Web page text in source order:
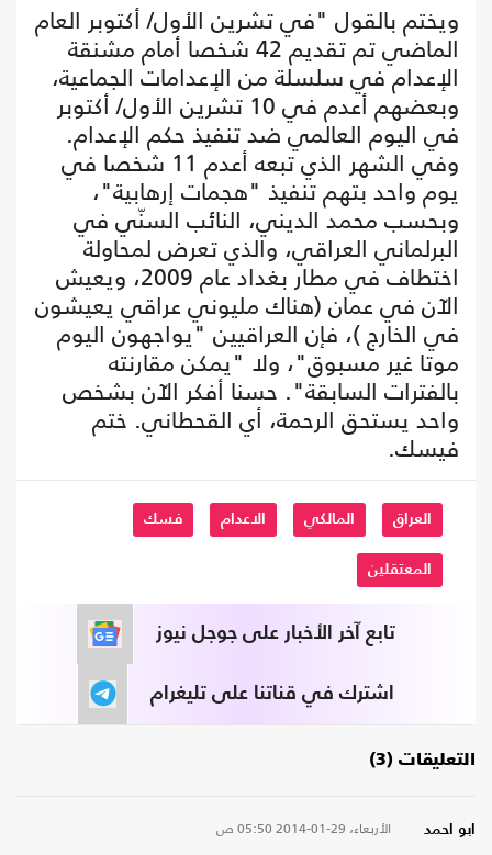
ويختم بالقول "في تشرين الأول/ أكتوبر العام
الماضي تم تقديم 42 شخصا أمام مشنقة
الإعدام في سلسلة من الإعدامات الجماعية،
وبعضهم أعدم في 10 تشرين الأول/ أكتوبر
في اليوم العالمي ضد تنفيذ حكم الإعدام.
وفي الشهر الذي تبعه أعدم 11 شخصا في
يوم واحد بتهم تنفيذ "هجمات إرهابية"،
وبحسب محمد الديني، النائب السنّي في
البرلماني العراقي، والذي تعرض لمحاولة
اختطاف في مطار بغداد عام 2009، ويعيش
الآن في عمان (هناك مليوني عراقي يعيشون
في الخارج )، فإن العراقيين "يواجهون اليوم
موتا غير مسبوق"، ولا "يمكن مقارنته
بالفترات السابقة". حسنا أفكر الآن بشخص
واحد يستحق الرحمة، أي القحطاني. ختم
فيسك.
العراق المالكي الاعدام فسك
المعتقلين
تابع آخر الأخبار على جوجل نيوز
اشترك في قناتنا على تليغرام
التعليقات (3)
ابو احمد الأربعاء، 29-01-2014 05:50 ص